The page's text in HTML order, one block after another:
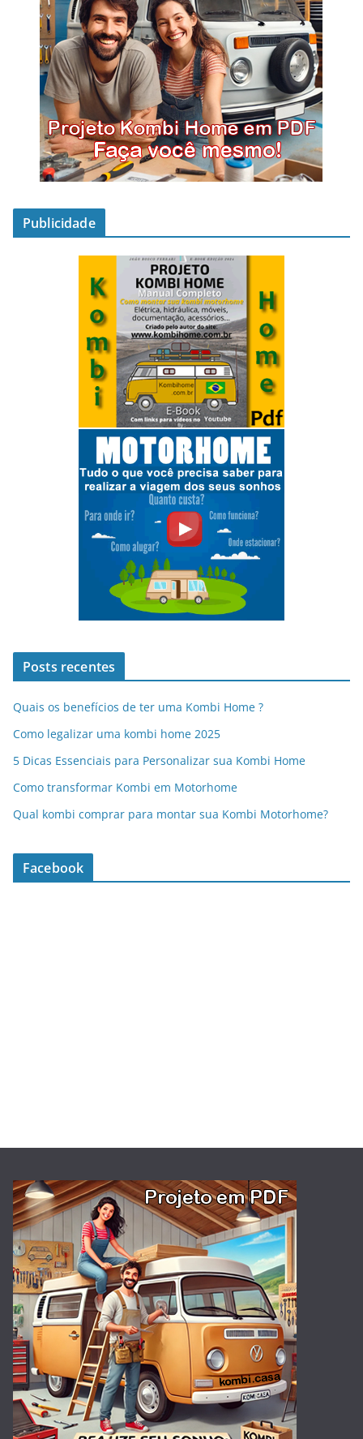
Publicidade
Posts recentes
Quais os benefícios de ter uma Kombi Home ?
Como legalizar uma kombi home 2025
5 Dicas Essenciais para Personalizar sua Kombi Home
Como transformar Kombi em Motorhome
Qual kombi comprar para montar sua Kombi Motorhome?
Facebook